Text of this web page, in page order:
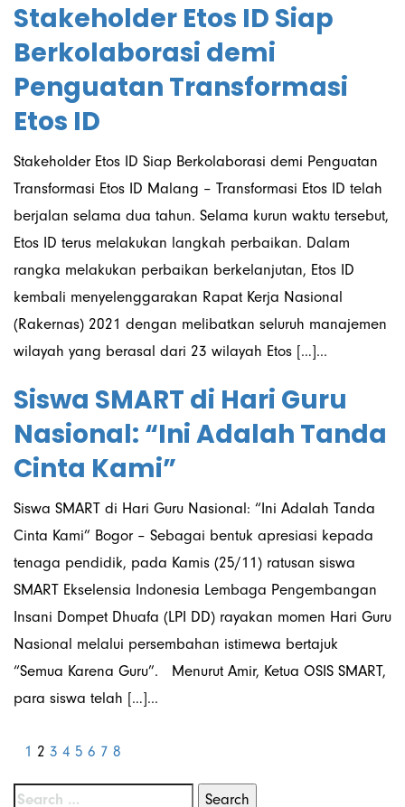
Stakeholder Etos ID Siap
Berkolaborasi demi
Penguatan Transformasi
Etos ID
Stakeholder Etos ID Siap Berkolaborasi demi Penguatan
Transformasi Etos ID Malang – Transformasi Etos ID telah
berjalan selama dua tahun. Selama kurun waktu tersebut,
Etos ID terus melakukan langkah perbaikan. Dalam
rangka melakukan perbaikan berkelanjutan, Etos ID
kembali menyelenggarakan Rapat Kerja Nasional
(Rakernas) 2021 dengan melibatkan seluruh manajemen
wilayah yang berasal dari 23 wilayah Etos […]...
Siswa SMART di Hari Guru
Nasional: “Ini Adalah Tanda
Cinta Kami”
Siswa SMART di Hari Guru Nasional: “Ini Adalah Tanda
Cinta Kami” Bogor – Sebagai bentuk apresiasi kepada
tenaga pendidik, pada Kamis (25/11) ratusan siswa
SMART Ekselensia Indonesia Lembaga Pengembangan
Insani Dompet Dhuafa (LPI DD) rayakan momen Hari Guru
Nasional melalui persembahan istimewa bertajuk
“Semua Karena Guru”. Menurut Amir, Ketua OSIS SMART,
para siswa telah […]...
1 2 3 4 5 6 7 8